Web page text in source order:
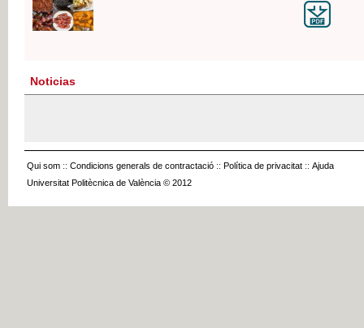
Noticias
Qui som :: Condicions generals de contractació :: Política de privacitat :: Ajuda
Universitat Politècnica de València © 2012